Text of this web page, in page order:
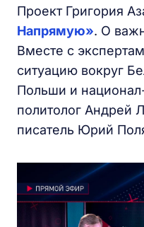
Проект Григория
Напрямую». О
Вместе с
ситуацию вокруг
Польши и
политолог Андрей
писатель Юрий